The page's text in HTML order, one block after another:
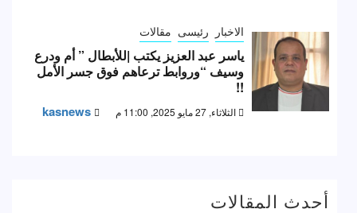
الاخبار رئيسى مقالات
ياسر عبد العزيز يكتب |للأبطال ” أم ودرع
وسيف “وروابط ترعاهم فوق جسر الأمل
!!
الثلاثاء, 27 مايو 2025, 11:00 م kasnews
أحدث المقالات